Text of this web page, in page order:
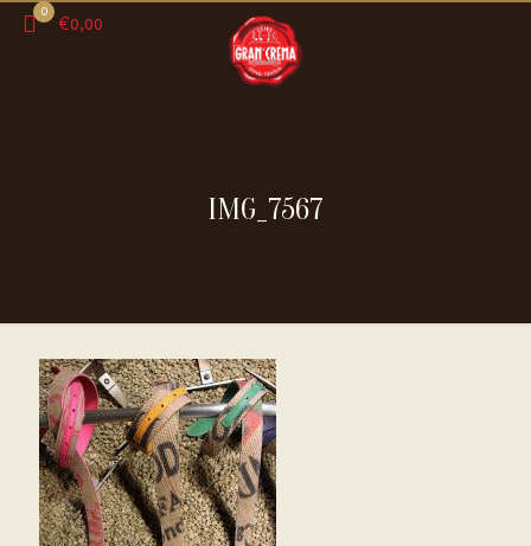
0 €0,00
IMG_7567